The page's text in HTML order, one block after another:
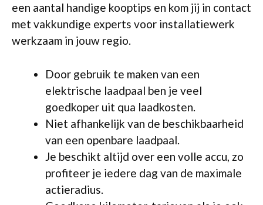
een aantal handige kooptips en kom jij in contact
met vakkundige experts voor installatiewerk
werkzaam in jouw regio.
Door gebruik te maken van een
elektrische laadpaal ben je veel
goedkoper uit qua laadkosten.
Niet afhankelijk van de beschikbaarheid
van een openbare laadpaal.
Je beschikt altijd over een volle accu, zo
profiteer je iedere dag van de maximale
actieradius.